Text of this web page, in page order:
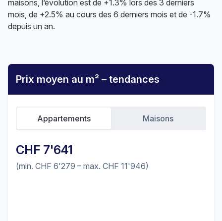
maisons, l’évolution est de +1.3% lors des 3 derniers
mois, de +2.5% au cours des 6 derniers mois et de -1.7%
depuis un an.
Prix moyen au m² – tendances
CHF 7'641
(min. CHF 6'279 – max. CHF 11'946)
Appartements Maisons